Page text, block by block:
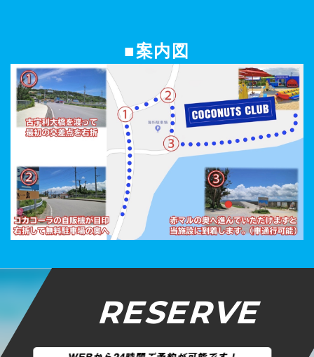
■案内図
RESERVE